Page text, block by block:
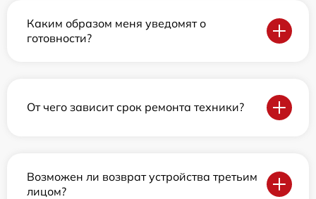
Каким образом меня уведомят о
готовности?
От чего зависит срок ремонта техники?
Возможен ли возврат устройства третьим
лицом?